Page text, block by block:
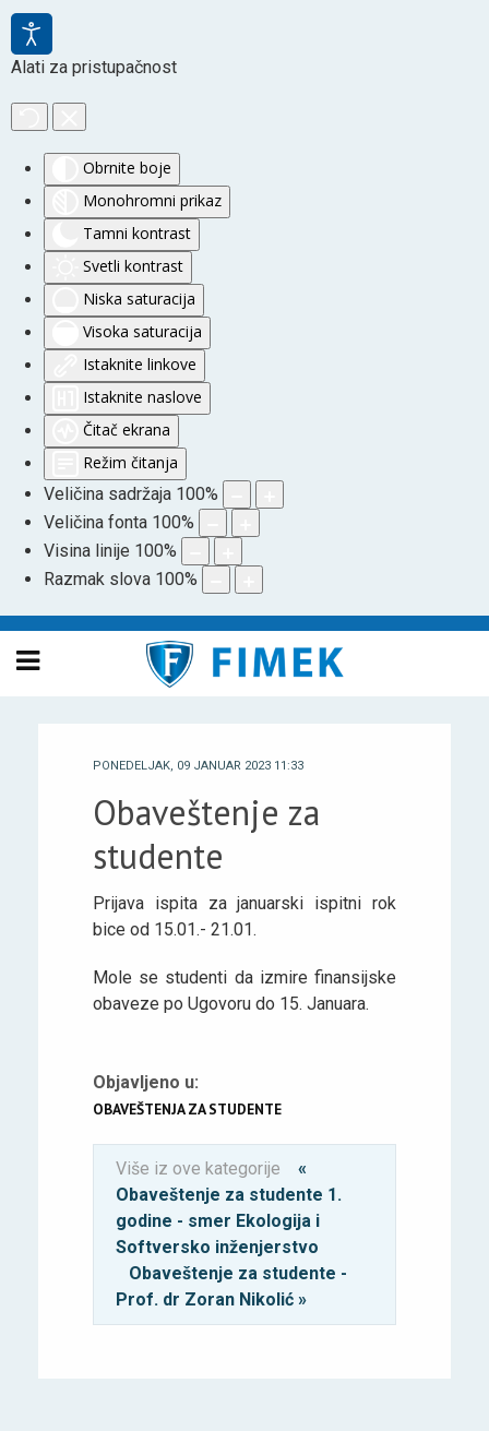
Alati za pristupačnost
Obrnite boje
Monohromni prikaz
Tamni kontrast
Svetli kontrast
Niska saturacija
Visoka saturacija
Istaknite linkove
Istaknite naslove
Čitač ekrana
Režim čitanja
Veličina sadržaja 100%
Veličina fonta 100%
Visina linije 100%
Razmak slova 100%
PONEDELJAK, 09 JANUAR 2023 11:33
Obaveštenje za
studente
Prijava ispita za januarski ispitni rok
bice od 15.01.- 21.01.
Mole se studenti da izmire finansijske
obaveze po Ugovoru do 15. Januara.
Objavljeno u:
OBAVEŠTENJA ZA STUDENTE
Više iz ove kategorije
«
Obaveštenje za studente 1.
godine - smer Ekologija i
Softversko inženjerstvo
Obaveštenje za studente -
Prof. dr Zoran Nikolić »